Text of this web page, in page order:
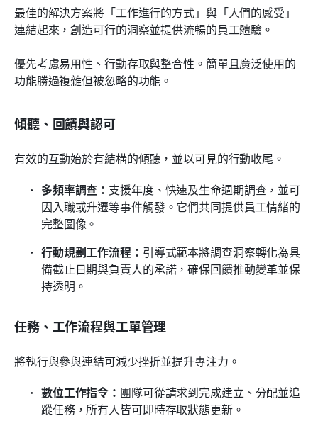
最佳的解決方案將「工作進行的方式」與「人們的感受」
連結起來，創造可行的洞察並提供流暢的員工體驗。
優先考慮易用性、行動存取與整合性。簡單且廣泛使用的
功能勝過複雜但被忽略的功能。
傾聽、回饋與認可
有效的互動始於有結構的傾聽，並以可見的行動收尾。
多頻率調查： 支援年度、快速及生命週期調查，並可
因入職或升遷等事件觸發。它們共同提供員工情緒的
完整圖像。
行動規劃工作流程： 引導式範本將調查洞察轉化為具
備截止日期與負責人的承諾，確保回饋推動變革並保
持透明。
任務、工作流程與工單管理
將執行與參與連結可減少挫折並提升專注力。
數位工作指令： 團隊可從請求到完成建立、分配並追
蹤任務，所有人皆可即時存取狀態更新。